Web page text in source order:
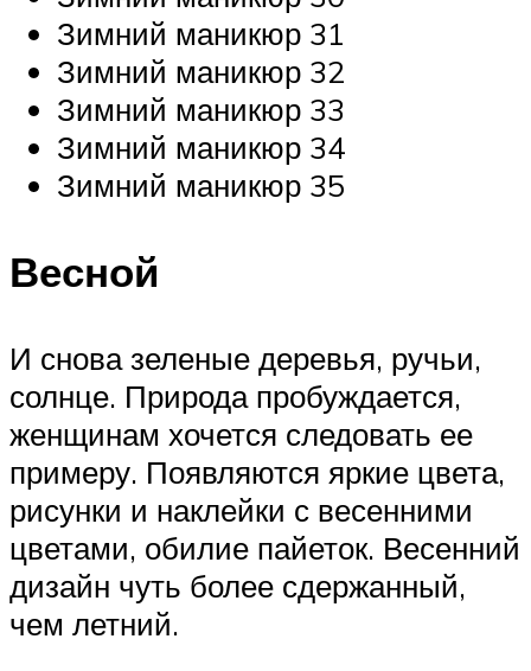
Зимний маникюр 31
Зимний маникюр 32
Зимний маникюр 33
Зимний маникюр 34
Зимний маникюр 35
Весной
И снова зеленые деревья, ручьи,
солнце. Природа пробуждается,
женщинам хочется следовать ее
примеру. Появляются яркие цвета,
рисунки и наклейки с весенними
цветами, обилие пайеток. Весенний
дизайн чуть более сдержанный,
чем летний.